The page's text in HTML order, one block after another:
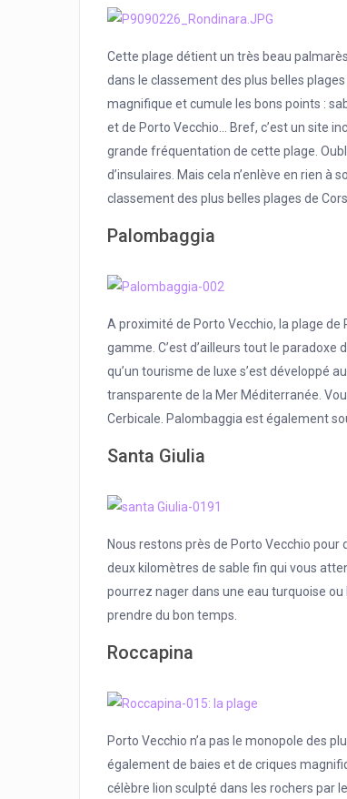
Cette plage détient un très beau
dans le classement des plus belles
magnifique et cumule les bons points :
et de Porto Vecchio… Bref, c’est un site
grande fréquentation de cette plage.
d’insulaires. Mais cela n’enlève en rien
classement des plus belles plages de
Palombaggia
A proximité de Porto Vecchio, la plage
gamme. C’est d’ailleurs tout le
qu’un tourisme de luxe s’est développé
transparente de la Mer Méditerranée.
Cerbicale. Palombaggia est également
Santa Giulia
Nous restons près de Porto Vecchio pour
deux kilomètres de sable fin qui vous
pourrez nager dans une eau turquoise
prendre du bon temps.
Roccapina
Porto Vecchio n’a pas le monopole des
également de baies et de criques
célèbre lion sculpté dans les rochers par